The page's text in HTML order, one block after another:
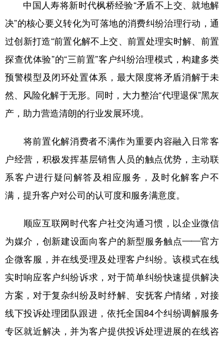
中国人寿将新时代枫桥经验“矛盾不上交、就地解
决”的核心要义转化为可落地的消费纠纷治理行动，通
过创新打造“前置化解不上交、前置处理实时解、前置
探查优体验”的“三前置”客户纠纷治理模式，构建多类
预警模型及闭环处置体系，最大限度将矛盾消解于未
然、风险化解于无形。同时，大力整治“代理退保”黑灰
产，助力营造清朗的行业发展环境。
将前置化解消费者不满作为重要内容融入日常客
户经营，积极发挥基层销售人员的触点优势，主动联
系客户进行疑问解答及相应服务，及时化解客户不
满，提升客户对公司的认可度和服务满意度。
顺应互联网时代客户社交沟通习惯，以企业微信
为媒介，创新建设面向客户的新型服务触点——官方
企微客服，并在线受理及处理客户纠纷。该模式在线
实时响应客户纠纷诉求，对于简单纠纷快速提供解决
方案，对于复杂纠纷及时纾解、安抚客户情绪，对接
线下投诉处理团队跟进，依托全国84个纠纷调解服务
专区就近解决，并为客户提供投诉处理进展的在线咨